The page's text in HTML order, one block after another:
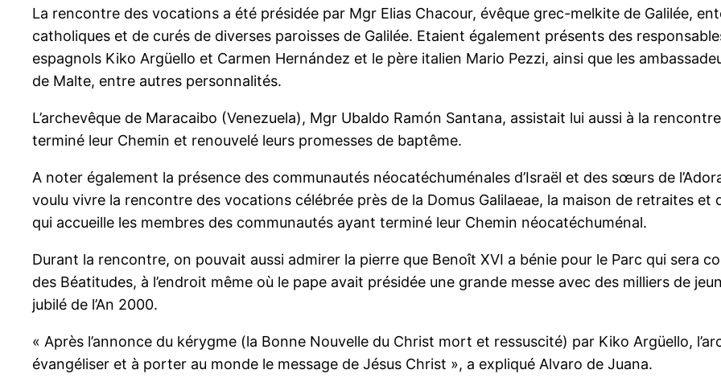
La rencontre des vocations a été présidée par Mgr Elias Chacour, évêque grec-melkite de Galilée,
catholiques et de curés de diverses paroisses de Galilée. Etaient également présents des
espagnols Kiko Argüello et Carmen Hernández et le père italien Mario Pezzi, ainsi que les
de Malte, entre autres personnalités.
L’archevêque de Maracaibo (Venezuela), Mgr Ubaldo Ramón Santana, assistait lui aussi à la
terminé leur Chemin et renouvelé leurs promesses de baptême.
A noter également la présence des communautés néocatéchuménales d’Israël et des sœurs de
voulu vivre la rencontre des vocations célébrée près de la Domus Galilaeae, la maison de retraites et
qui accueille les membres des communautés ayant terminé leur Chemin néocatéchuménal.
Durant la rencontre, on pouvait aussi admirer la pierre que Benoît XVI a bénie pour le Parc qui sera
des Béatitudes, à l’endroit même où le pape avait présidée une grande messe avec des milliers de
jubilé de l’An 2000.
« Après l’annonce du kérygme (la Bonne Nouvelle du Christ mort et ressuscité) par Kiko Argüello,
évangéliser et à porter au monde le message de Jésus Christ », a expliqué Alvaro de Juana.